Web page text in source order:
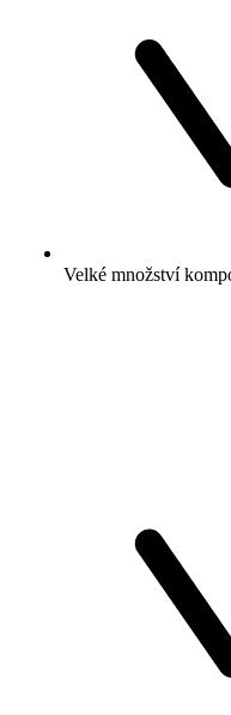
Velké množství